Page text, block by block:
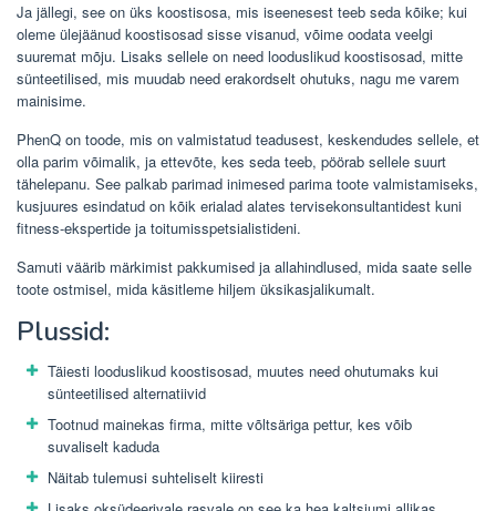
Ja jällegi, see on üks koostisosa, mis iseenesest teeb seda kõike; kui
oleme ülejäänud koostisosad sisse visanud, võime oodata veelgi
suuremat mõju. Lisaks sellele on need looduslikud koostisosad, mitte
sünteetilised, mis muudab need erakordselt ohutuks, nagu me varem
mainisime.
PhenQ on toode, mis on valmistatud teadusest, keskendudes sellele, et
olla parim võimalik, ja ettevõte, kes seda teeb, pöörab sellele suurt
tähelepanu. See palkab parimad inimesed parima toote valmistamiseks,
kusjuures esindatud on kõik erialad alates tervisekonsultantidest kuni
fitness-ekspertide ja toitumisspetsialistideni.
Samuti väärib märkimist pakkumised ja allahindlused, mida saate selle
toote ostmisel, mida käsitleme hiljem üksikasjalikumalt.
Plussid:
Täiesti looduslikud koostisosad, muutes need ohutumaks kui
sünteetilised alternatiivid
Tootnud mainekas firma, mitte võltsäriga pettur, kes võib
suvaliselt kaduda
Näitab tulemusi suhteliselt kiiresti